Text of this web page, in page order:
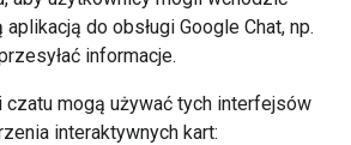
do obsługi Google Chat, np.
informacje.
czatu mogą używać tych interfejsów
interaktywnych kart: